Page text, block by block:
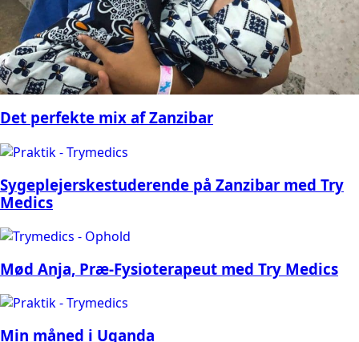
Det perfekte mix af Zanzibar
Sygeplejerskestuderende på Zanzibar med Try
Medics
Mød Anja, Præ-Fysioterapeut med Try Medics
Min måned i Uganda